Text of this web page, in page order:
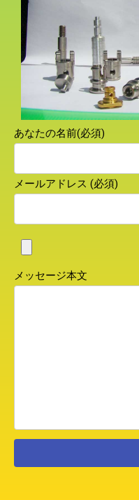
あなたの名前(必須)
メールアドレス (必須)
メッセージ本文